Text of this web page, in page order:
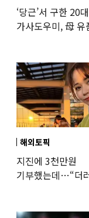
‘당근’서 구한 20대
가사도우미, 母 유
해외토픽
지진에 3천만원
기부했는데…“더